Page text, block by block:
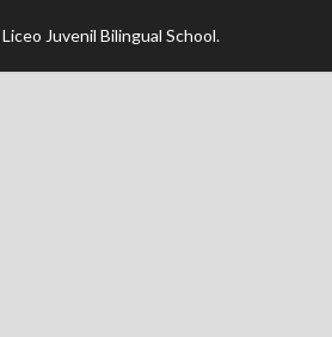
Liceo Juvenil Bilingual School.